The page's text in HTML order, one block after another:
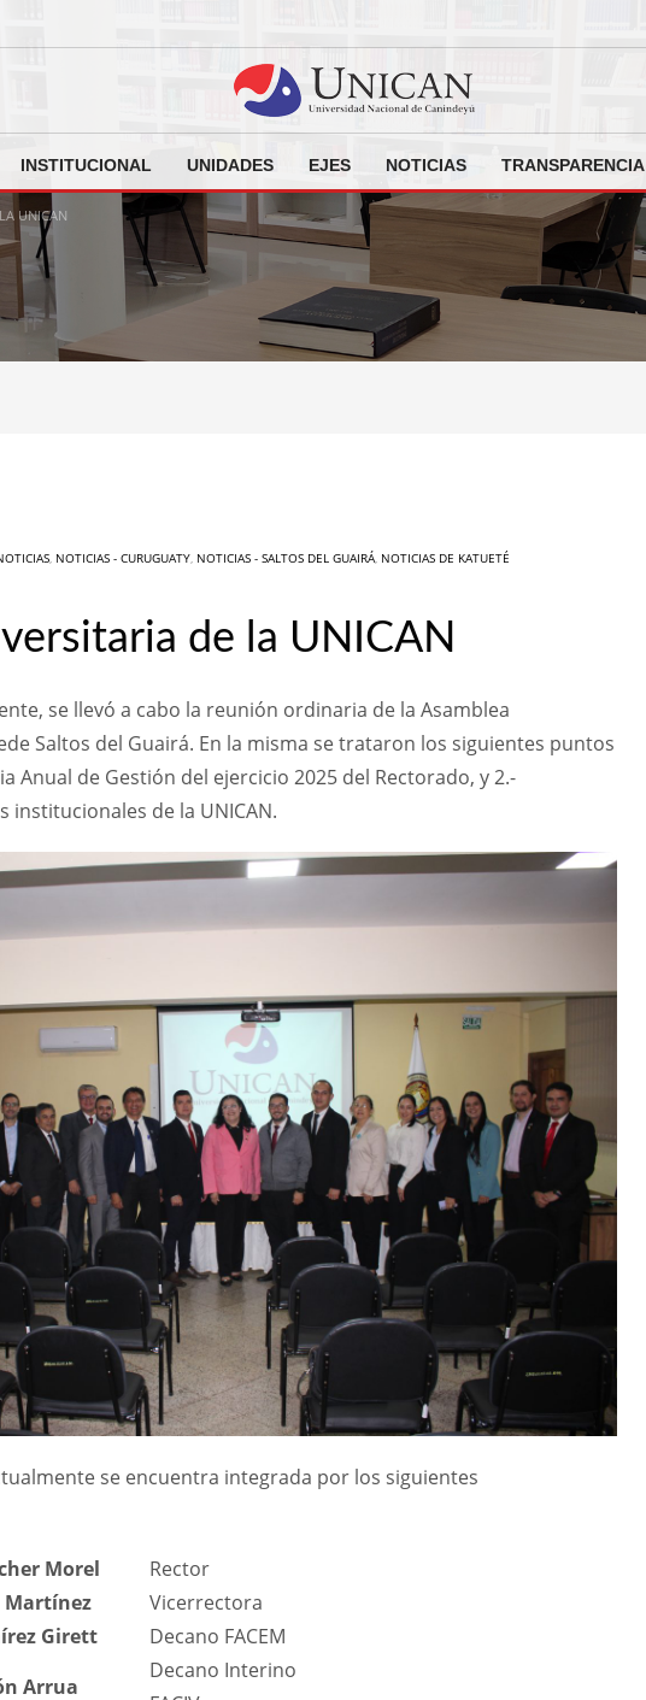
INSTITUCIONAL UNIDADES EJES NOTICIAS TRANSPARENCIA
UNICAN
, NOTICIAS - CURUGUATY, NOTICIAS - SALTOS DEL GUAIRÁ, NOTICIAS DE KATUETÉ
de la UNICAN
se llevó a cabo la reunión ordinaria de la Asamblea
Saltos del Guairá. En la misma se trataron los siguientes puntos
Anual de Gestión del ejercicio 2025 del Rectorado, y 2.-
institucionales de la UNICAN.
se encuentra integrada por los siguientes
Morel
Rector
Martínez
Vicerrectora
Girett
Decano FACEM
Arrua
Decano Interino